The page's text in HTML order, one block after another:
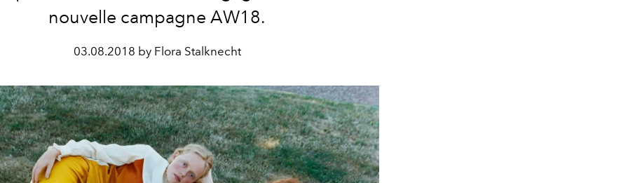
nouvelle campagne AW18.
03.08.2018 by Flora Stalknecht